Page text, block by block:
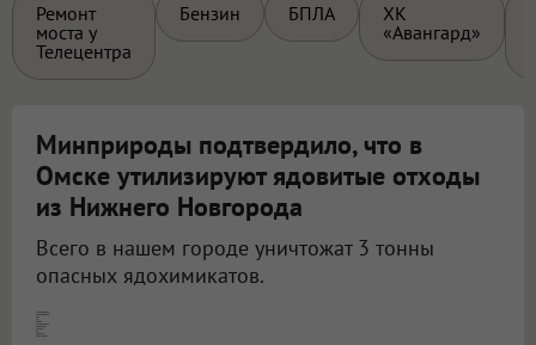
Ремонт
моста у
Телецентра
Бензин БПЛА
ХК
«Авангард»
Минприроды подтвердило, что в
Омске утилизируют ядовитые отходы
из Нижнего Новгорода
Всего в нашем городе уничтожат 3 тонны
опасных ядохимикатов.